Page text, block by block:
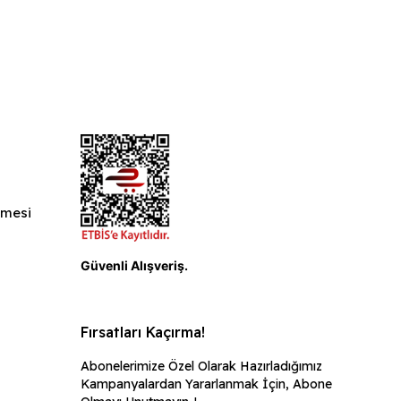
Güvenli Alışveriş.
Fırsatları Kaçırma!
Abonelerimize Özel Olarak Hazırladığımız
Kampanyalardan Yararlanmak İçin, Abone